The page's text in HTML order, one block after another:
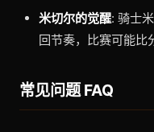
米切尔的觉醒: 骑士
回节奏，比赛可能比
常见问题 FAQ